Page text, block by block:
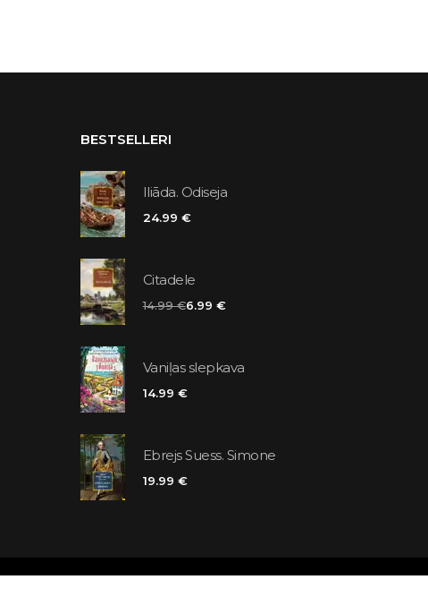
BESTSELLERI
Iliāda. Odiseja
24.99 €
Citadele
14.99 €6.99 €
Vaniļas slepkava
14.99 €
Ebrejs Suess. Simone
19.99 €